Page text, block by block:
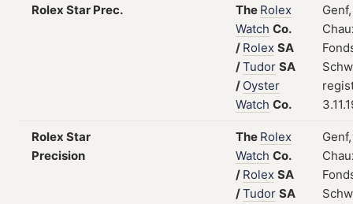
Rolex Star Prec. The Rolex
Watch Co.
/ Rolex SA
/Tudor SA
/ Oyster
Watch Co.
Rolex Star
Precision
The Rolex
Watch Co.
/ Rolex SA
/Tudor SA